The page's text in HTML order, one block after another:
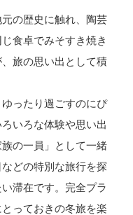
の歴史に触れ、陶芸
食卓でみそすき焼き
旅の思い出として積
ったり過ごすのにぴ
いろな体験や思い出
の一員」として一緒
どの特別な旅行を探
滞在です。完全プラ
っておきの冬旅を楽